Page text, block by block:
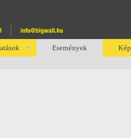
Események